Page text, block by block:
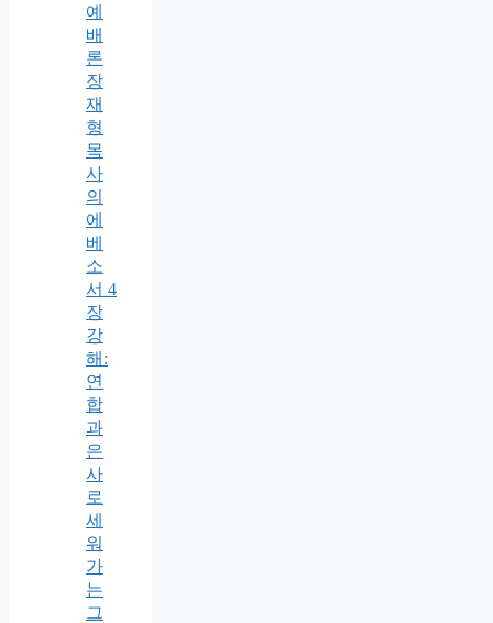
예
배
론
장
재
형
목
사
의
에
베
소
서 4
장
강
해:
연
합
과
은
사
로
세
워
가
는
그